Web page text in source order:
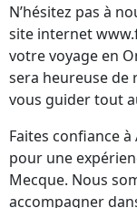
N’hésitez pas à
site internet
votre voyage en
sera heureuse de
vous guider tout
Faites confiance
pour une
Mecque. Nous
accompagner